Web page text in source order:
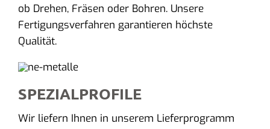
ob Drehen, Fräsen oder Bohren. Unsere
Fertigungsverfahren garantieren höchste
Qualität.
SPEZIALPROFILE
Wir liefern Ihnen in unserem Lieferprogramm